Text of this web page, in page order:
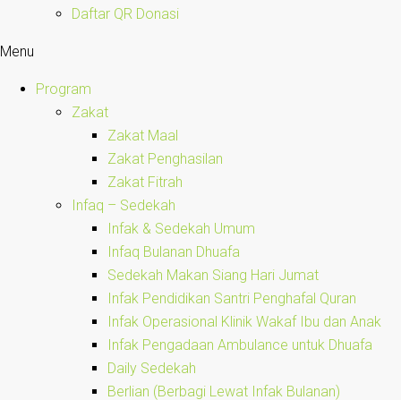
Daftar QR Donasi
Menu
Program
Zakat
Zakat Maal
Zakat Penghasilan
Zakat Fitrah
Infaq – Sedekah
Infak & Sedekah Umum
Infaq Bulanan Dhuafa
Sedekah Makan Siang Hari Jumat
Infak Pendidikan Santri Penghafal Quran
Infak Operasional Klinik Wakaf Ibu dan Anak
Infak Pengadaan Ambulance untuk Dhuafa
Daily Sedekah
Berlian (Berbagi Lewat Infak Bulanan)